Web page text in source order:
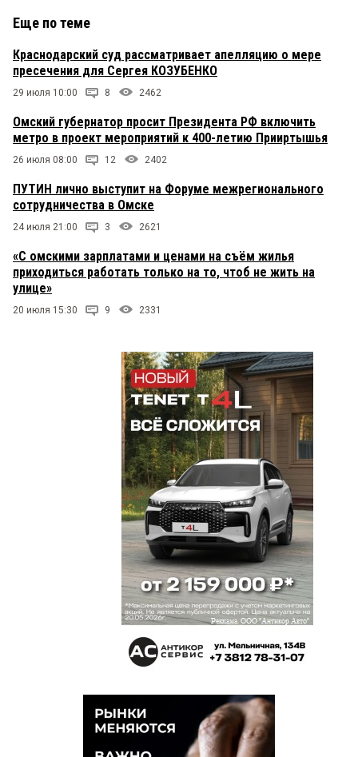
Еще по теме
Краснодарский суд рассматривает апелляцию о мере
пресечения для Сергея КОЗУБЕНКО
29 июля 10:00 8 2462
Омский губернатор просит Президента РФ включить
метро в проект мероприятий к 400-летию Прииртышья
26 июля 08:00 12 2402
ПУТИН лично выступит на Форуме межрегионального
сотрудничества в Омске
24 июля 21:00 3 2621
«С омскими зарплатами и ценами на съём жилья
приходиться работать только на то, чтоб не жить на
улице»
20 июля 15:30 9 2331